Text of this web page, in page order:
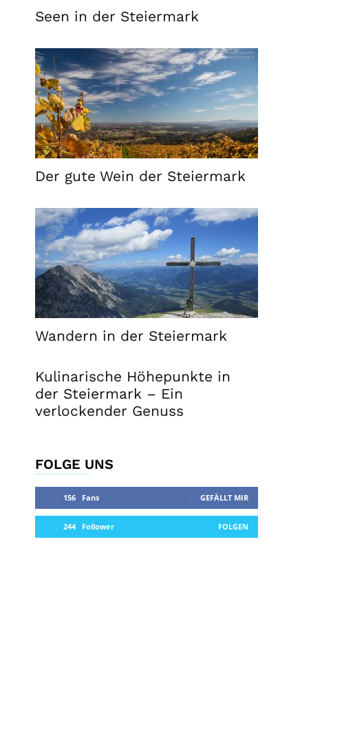
Seen in der Steiermark
Der gute Wein der Steiermark
Wandern in der Steiermark
Kulinarische Höhepunkte in
der Steiermark – Ein
verlockender Genuss
FOLGE UNS
156 Fans GEFÄLLT MIR
244 Follower FOLGEN